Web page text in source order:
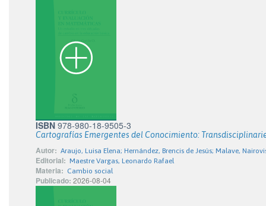
ISBN 978-980-18-9505-3
Cartografías Emergentes del Conocimiento:
Autor: Araujo, Luisa Elena; Hernández, Brencis de Jesús; Malave,
Editorial: Maestre Vargas, Leonardo Rafael
Materia: Cambio social
Publicado: 2026-08-04